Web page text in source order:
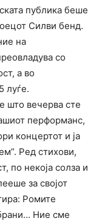
публика беше
Силви бенд.
на
со
а во
луѓе.
што вечерва сте
перформанс,
концертот и ја
Ред стихови,
по некоја солза и
за својот
Ромите
Ние сме